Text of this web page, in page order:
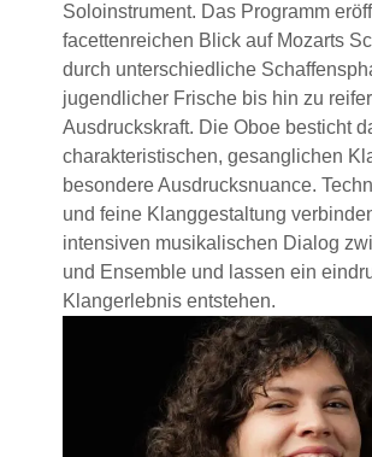
Soloinstrument. Das Programm
facettenreichen Blick auf Mozarts
durch unterschiedliche
jugendlicher Frische bis hin zu reifer
Ausdruckskraft. Die Oboe besticht
charakteristischen, gesanglichen
besondere Ausdrucksnuance.
und feine Klanggestaltung
intensiven musikalischen Dialog
und Ensemble und lassen ein
Klangerlebnis entstehen.